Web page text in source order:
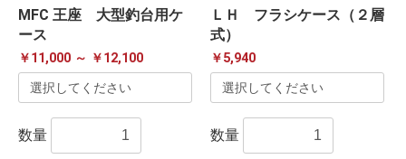
MFC 王座 大型釣台用ケ
ース
￥11,000 ～ ￥12,100
数量
ＬＨ フラシケース（２層
式）
￥5,940
数量